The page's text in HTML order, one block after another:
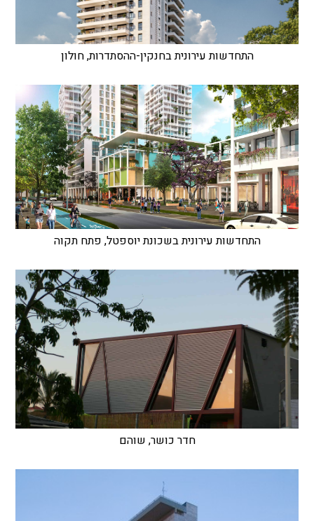
התחדשות עירונית בחנקין-ההסתדרות, חולון
התחדשות עירונית בשכונת יוספטל, פתח תקוה
חדר כושר, שוהם